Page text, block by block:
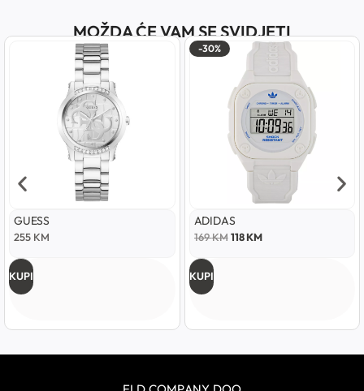
MOŽDA ĆE VAM SE SVIDJETI
GUESS
255 KM
KUPI
-30%
ADIDAS
169KM 118KM
KUPI